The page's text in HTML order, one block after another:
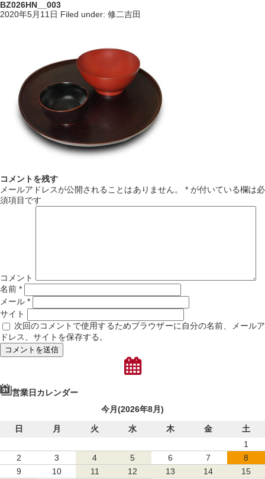
BZ026HN__003
2020年5月11日 Filed under: 修二吉田
コメントを残す
メールアドレスが公開されることはありません。
*が付いている欄は必
須項目です
コメント
名前 *
メール *
サイト
次回のコメントで使用するためブラウザーに自分の名前、メールア
ドレス、サイトを保存する。
営業日カレンダー
今月(2026年8月)
日 月 火 水 木 金
土
1
2
3 4 5 6 7
8
9
10 11 12 13 14
15